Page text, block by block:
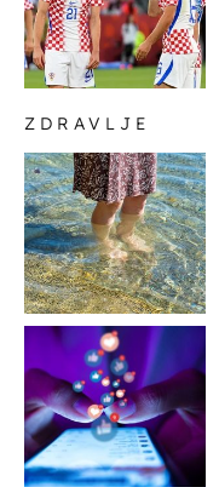
ZDRAVLJE